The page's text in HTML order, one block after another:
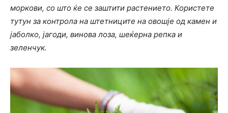
моркови, со што ќе се заштити растението. Користете
тутун за контрола на штетниците на овошје од камен и
јаболко, јагоди, винова лоза, шеќерна репка и
зеленчук.